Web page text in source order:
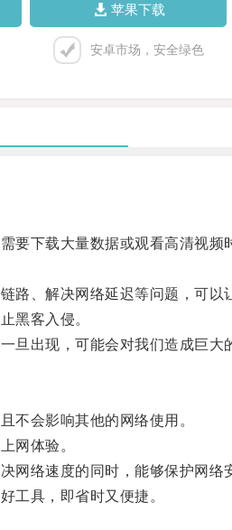
苹果下载
安卓市场，安全绿色
下载大量数据或观看高清视频
、解决网络延迟等问题，可以
黑客入侵。
出现，可能会对我们造成巨大
会影响其他的网络使用。
网体验。
络速度的同时，能够保护网络
具，即省时又便捷。